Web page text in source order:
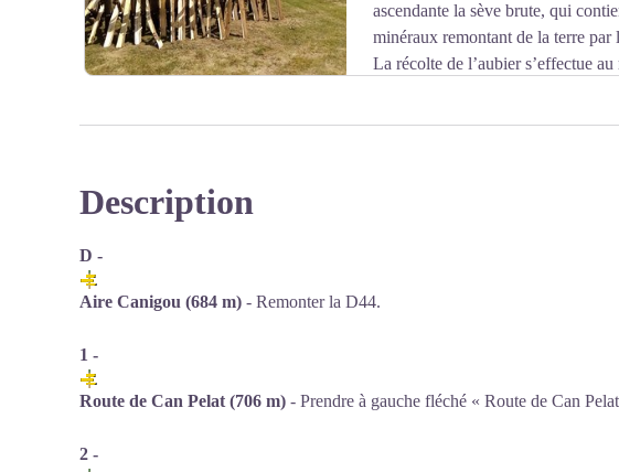
Voir l'image en plein écran
ascendante la sève brute, qui
minéraux remontant de la terre par
La récolte de l’aubier s’effectue
Description
D -
Aire Canigou (684 m) - Remonter la D44.
1 -
Route de Can Pelat (706 m) - Prendre à gauche fléché « Route de Can
2 -